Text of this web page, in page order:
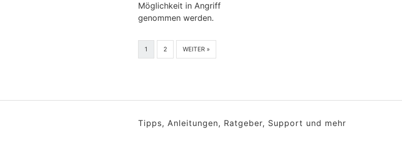
Möglichkeit in Angriff
genommen werden.
1 2 WEITER »
Tipps, Anleitungen, Ratgeber, Support und mehr